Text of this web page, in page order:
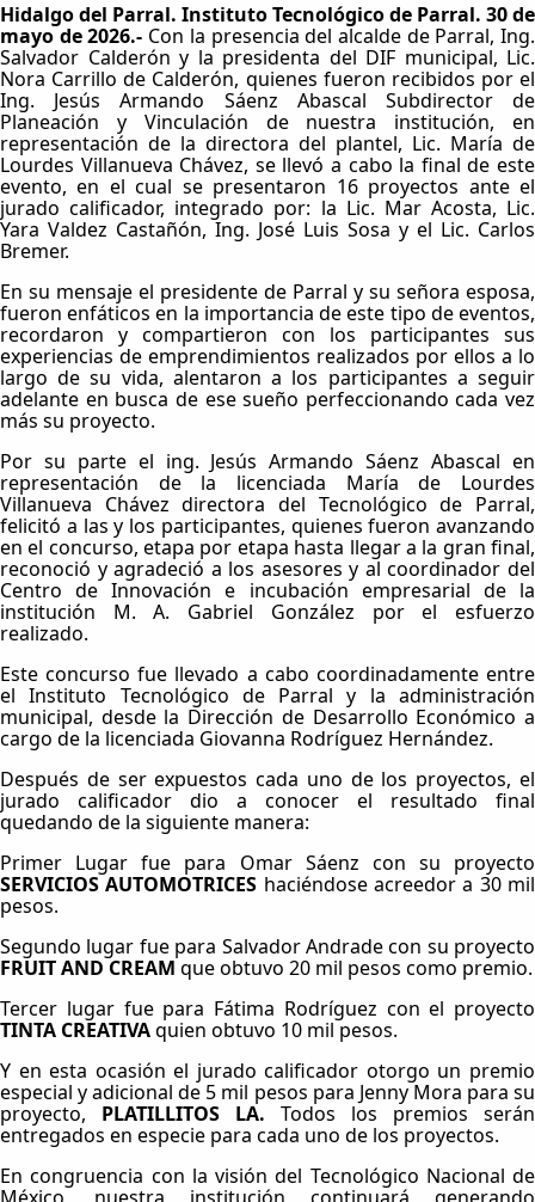
Hidalgo del Parral. Instituto Tecnológico de Parral. 30 de
mayo de 2026.- Con la presencia del alcalde de Parral, Ing.
Salvador Calderón y la presidenta del DIF municipal, Lic.
Nora Carrillo de Calderón, quienes fueron recibidos por el
Ing. Jesús Armando Sáenz Abascal Subdirector de
Planeación y Vinculación de nuestra institución, en
representación de la directora del plantel, Lic. María de
Lourdes Villanueva Chávez, se llevó a cabo la final de este
evento, en el cual se presentaron 16 proyectos ante el
jurado calificador, integrado por: la Lic. Mar Acosta, Lic.
Yara Valdez Castañón, Ing. José Luis Sosa y el Lic. Carlos
Bremer.
En su mensaje el presidente de Parral y su señora esposa,
fueron enfáticos en la importancia de este tipo de eventos,
recordaron y compartieron con los participantes sus
experiencias de emprendimientos realizados por ellos a lo
largo de su vida, alentaron a los participantes a seguir
adelante en busca de ese sueño perfeccionando cada vez
más su proyecto.
Por su parte el ing. Jesús Armando Sáenz Abascal en
representación de la licenciada María de Lourdes
Villanueva Chávez directora del Tecnológico de Parral,
felicitó a las y los participantes, quienes fueron avanzando
en el concurso, etapa por etapa hasta llegar a la gran final,
reconoció y agradeció a los asesores y al coordinador del
Centro de Innovación e incubación empresarial de la
institución M. A. Gabriel González por el esfuerzo
realizado.
Este concurso fue llevado a cabo coordinadamente entre
el Instituto Tecnológico de Parral y la administración
municipal, desde la Dirección de Desarrollo Económico a
cargo de la licenciada Giovanna Rodríguez Hernández.
Después de ser expuestos cada uno de los proyectos, el
jurado calificador dio a conocer el resultado final
quedando de la siguiente manera:
Primer Lugar fue para Omar Sáenz con su proyecto
SERVICIOS AUTOMOTRICES haciéndose acreedor a 30 mil
pesos.
Segundo lugar fue para Salvador Andrade con su proyecto
FRUIT AND CREAM que obtuvo 20 mil pesos como premio.
Tercer lugar fue para Fátima Rodríguez con el proyecto
TINTA CREATIVAquien obtuvo 10 mil pesos.
Y en esta ocasión el jurado calificador otorgo un premio
especial y adicional de 5 mil pesos para Jenny Mora para su
proyecto, PLATILLITOS LA. Todos los premios serán
entregados en especie para cada uno de los proyectos.
En congruencia con la visión del Tecnológico Nacional de